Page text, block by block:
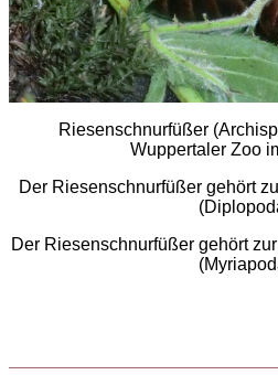
Riesenschnurfüßer
Wuppertaler Zoo
Der Riesenschnurfüßer gehört
Der Riesenschnurfüßer gehört